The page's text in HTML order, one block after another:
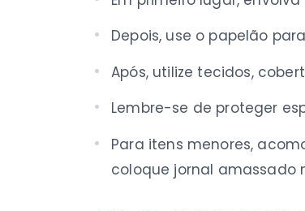
Depois, use o papelão
Após, utilize tecidos,
Lembre-se de proteger
Para itens menores,
coloque jornal amassado